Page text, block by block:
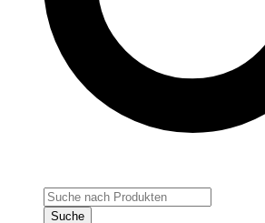
Products
search
Suche